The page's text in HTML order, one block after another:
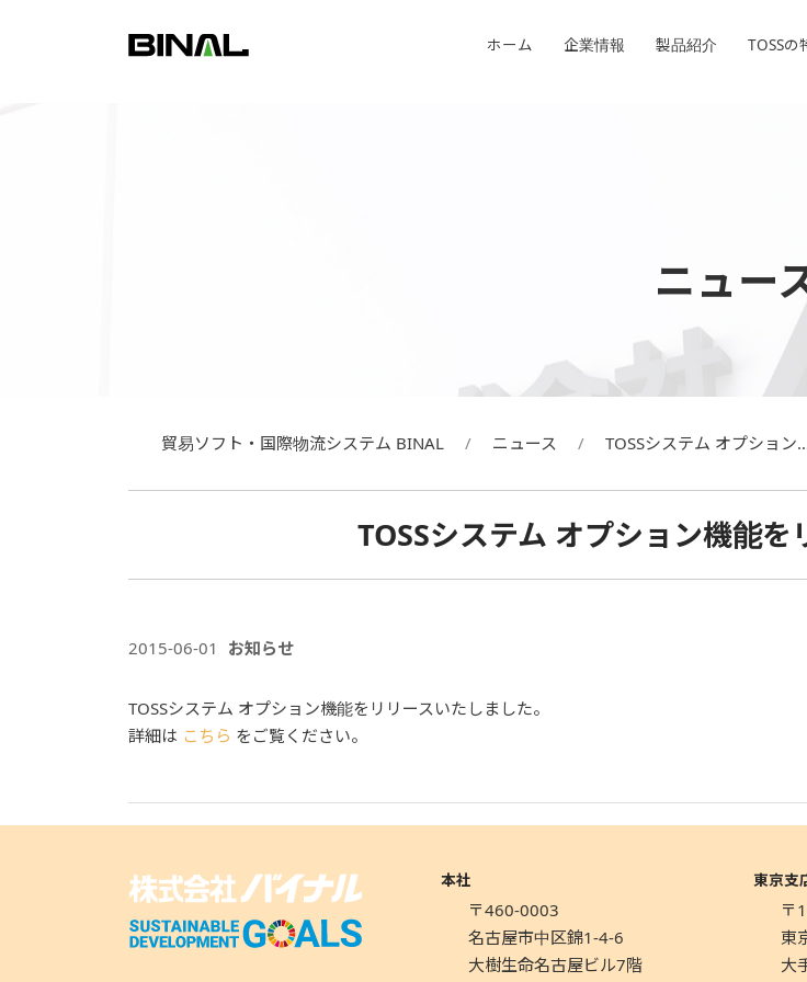
ホーム
ホーム 企業情報
企業情報 製品紹介
製品紹介 TOSSの
TOSSの
ニュー
貿易ソフト・国際物流システム BINAL ニュース TOSSシステム オプション
TOSSシステム オプション機能を
2015-06-01 お知らせ
TOSSシステム オプション機能をリリースいたしました。
詳細は こちら をご覧ください。
本社
〒460-0003
名古屋市中区錦1-4-6
大樹生命名古屋ビル7階
東京支
〒
東
大